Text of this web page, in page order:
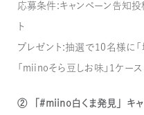
応募条件：キャンペーン告知
ト
プレゼント：抽選で10名様に
「miinoそら豆しお味」1ケース
② 「＃miino白くま発見」キャ